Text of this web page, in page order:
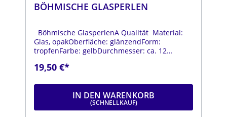
BÖHMISCHE GLASPERLEN
Böhmische GlasperlenA Qualität Material:
Glas, opakOberfläche: glänzendForm:
tropfenFarbe: gelbDurchmesser: ca. 12
19,50 €*
IN DEN WARENKORB